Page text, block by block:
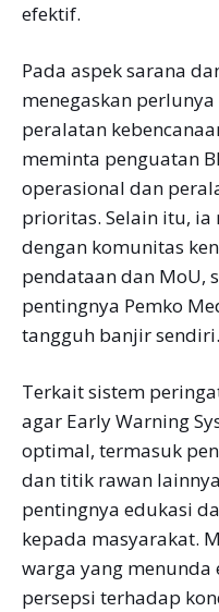
efektif.
Pada aspek sarana
menegaskan
peralatan
meminta penguatan
operasional dan
prioritas. Selain itu, ia
dengan komunitas
pendataan dan MoU,
pentingnya Pemko
tangguh banjir sendiri.
Terkait sistem
agar Early Warning
optimal, termasuk
dan titik rawan
pentingnya edukasi
kepada masyarakat.
warga yang menunda
persepsi terhadap